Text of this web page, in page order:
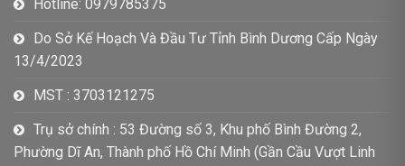
Hotline: 0979785375
Do Sở Kế Hoạch Và Đầu Tư Tỉnh Bình Dương Cấp Ngày
13/4/2023
MST : 3703121275
Trụ sở chính : 53 Đường số 3, Khu phố Bình Đường 2,
Phường Dĩ An, Thành phố Hồ Chí Minh (Gần Cầu Vượt Linh